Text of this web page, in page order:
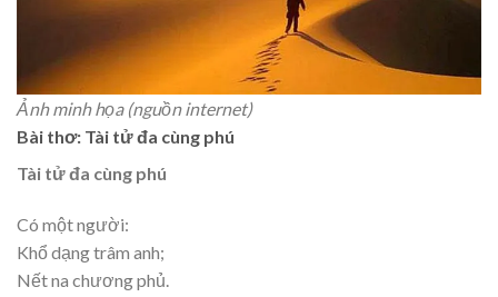
Ảnh minh họa (nguồn internet)
Bài thơ: Tài tử đa cùng phú
Tài tử đa cùng phú
Có một người:
Khổ dạng trâm anh;
Nết na chương phủ.